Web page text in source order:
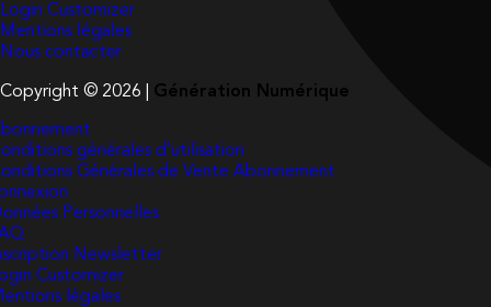
Login Customizer
Mentions légales
Nous contacter
Copyright © 2026 | Génération Numérique
générales d’utilisation
Générales de Vente Abonnement
Personnelles
Newsletter
Customizer
légales